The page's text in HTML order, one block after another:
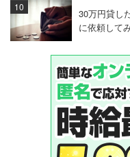
30万円貸し
に依頼して